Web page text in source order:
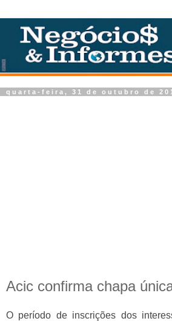
quarta-feira, 31 de outubro de
Acic confirma chapa
O período de inscrições dos